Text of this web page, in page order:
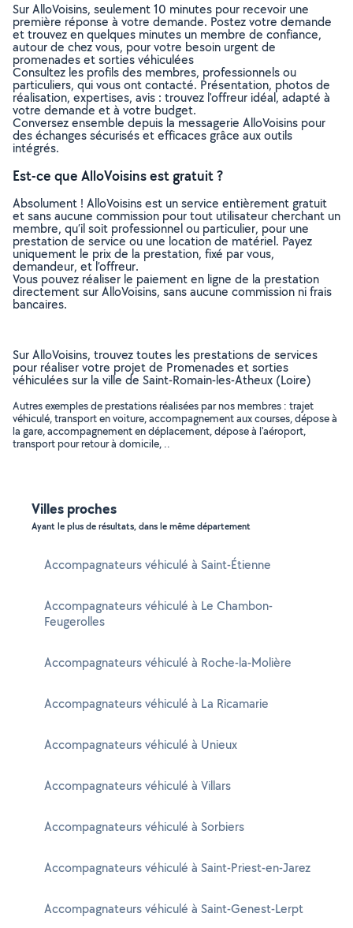
Sur AlloVoisins, seulement 10 minutes pour recevoir une
première réponse à votre demande. Postez votre demande
et trouvez en quelques minutes un membre de confiance,
autour de chez vous, pour votre besoin urgent de
promenades et sorties véhiculées
Consultez les profils des membres, professionnels ou
particuliers, qui vous ont contacté. Présentation, photos de
réalisation, expertises, avis : trouvez l'offreur idéal, adapté à
votre demande et à votre budget.
Conversez ensemble depuis la messagerie AlloVoisins pour
des échanges sécurisés et efficaces grâce aux outils
intégrés.
Est-ce que AlloVoisins est gratuit ?
Absolument ! AlloVoisins est un service entièrement gratuit
et sans aucune commission pour tout utilisateur cherchant un
membre, qu’il soit professionnel ou particulier, pour une
prestation de service ou une location de matériel. Payez
uniquement le prix de la prestation, fixé par vous,
demandeur, et l’offreur.
Vous pouvez réaliser le paiement en ligne de la prestation
directement sur AlloVoisins, sans aucune commission ni frais
bancaires.
Sur AlloVoisins, trouvez toutes les prestations de services
pour réaliser votre projet de Promenades et sorties
véhiculées sur la ville de Saint-Romain-les-Atheux (Loire)
Autres exemples de prestations réalisées par nos membres : trajet
véhiculé, transport en voiture, accompagnement aux courses, dépose à
la gare, accompagnement en déplacement, dépose à l'aéroport,
transport pour retour à domicile, ..
Villes proches
Ayant le plus de résultats, dans le même département
Accompagnateurs véhiculé à Saint-Étienne
Accompagnateurs véhiculé à Le Chambon-
Feugerolles
Accompagnateurs véhiculé à Roche-la-Molière
Accompagnateurs véhiculé à La Ricamarie
Accompagnateurs véhiculé à Unieux
Accompagnateurs véhiculé à Villars
Accompagnateurs véhiculé à Sorbiers
Accompagnateurs véhiculé à Saint-Priest-en-Jarez
Accompagnateurs véhiculé à Saint-Genest-Lerpt